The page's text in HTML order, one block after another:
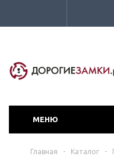
МЕНЮ
Главная - Каталог -